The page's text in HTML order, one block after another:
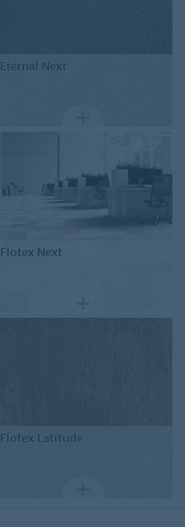
Eternal Next
Flotex Next
Flotex Latitude